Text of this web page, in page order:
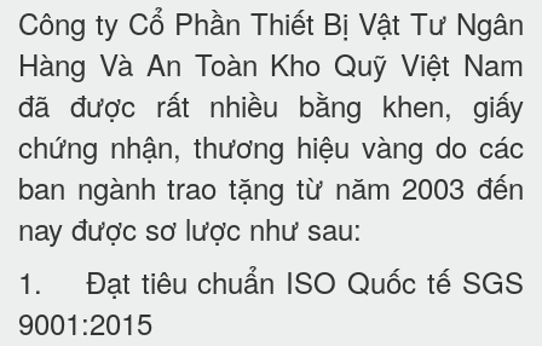
Công ty Cổ Phần Thiết Bị Vật Tư Ngân
Hàng Và An Toàn Kho Quỹ Việt Nam
đã được rất nhiều bằng khen, giấy
chứng nhận, thương hiệu vàng do các
ban ngành trao tặng từ năm 2003 đến
nay được sơ lược như sau:
1. Đạt tiêu chuẩn ISO Quốc tế SGS
9001:2015